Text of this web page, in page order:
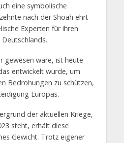
eine symbolische
nach der Shoah ehrt
Experten für ihren
gewesen wäre, ist heute
entwickelt wurde, um
Bedrohungen zu schützen,
Europas.
der aktuellen Kriege,
steht, erhält diese
Gewicht. Trotz eigener